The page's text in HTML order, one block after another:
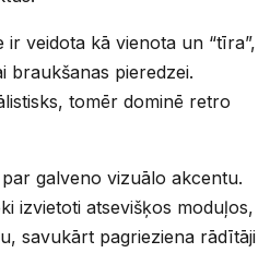
veidota kā vienota un “tīra”,
braukšanas pieredzei.
tomēr dominē retro
galveno vizuālo akcentu.
izvietoti atsevišķos moduļos,
savukārt pagrieziena rādītāji